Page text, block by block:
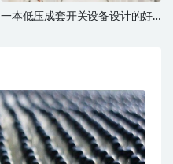
一本低压成套开关设备设计的好